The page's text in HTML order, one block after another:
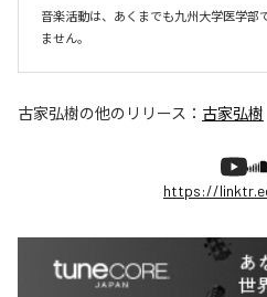
音楽活動は、あくまでも九州大学医学部
ません。
古家弘樹の他のリリース： 古家弘樹
https://